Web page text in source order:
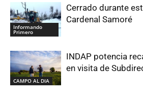
Informando
Primero
Cerrado durante
Cardenal Samoré
CAMPO AL DIA
INDAP potencia
en visita de